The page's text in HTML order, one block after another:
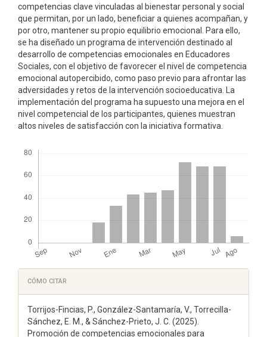
competencias clave vin­culadas al bienestar personal y social
que permitan, por un lado, beneficiar a quienes acompañan, y
por otro, mantener su propio equilibrio emocional. Para ello,
se ha dise­ñado un programa de intervención destinado al
desarrollo de competencias emocionales en Educadores
Sociales, con el objetivo de favorecer el nivel de competencia
emocional autopercibido, como paso previo para afrontar las
adversidades y retos de la interven­ción socioeducativa. La
implementación del programa ha supuesto una mejora en el
nivel competencial de los participantes, quienes muestran
altos niveles de satisfacción con la iniciativa formativa.
Detalles
del
artículo
CÓMO CITAR
Torrijos-Fincias, P., González-Santamaría, V., Torrecilla-
Sánchez, E. M., & Sánchez-Prieto, J. C. (2025).
Promoción de competencias emocionales para